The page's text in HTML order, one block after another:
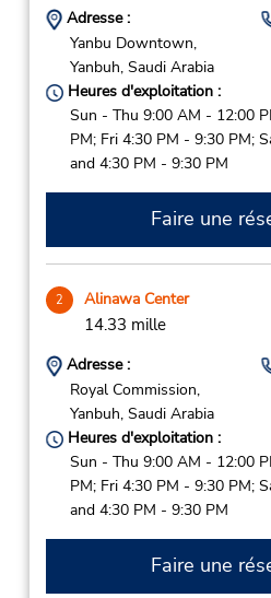
Adresse :
Yanbu Downtown,
Yanbuh, Saudi Arabia
Heures d'exploitation :
Sun - Thu 9:00 AM - 12:00
PM; Fri 4:30 PM - 9:30 PM;
and 4:30 PM - 9:30 PM
Faire une
2 Alinawa Center
14.33 mille
Adresse :
Royal Commission,
Yanbuh, Saudi Arabia
Heures d'exploitation :
Sun - Thu 9:00 AM - 12:00
PM; Fri 4:30 PM - 9:30 PM;
and 4:30 PM - 9:30 PM
Faire une